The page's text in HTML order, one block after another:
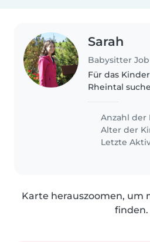
Sarah
Babysitter
Für das
Rheintal
Ferienlager
Oktober statt
gesamte
für ein oder..
Anzahl der
Alter der
Letzte
Karte herauszoomen, um
finden.